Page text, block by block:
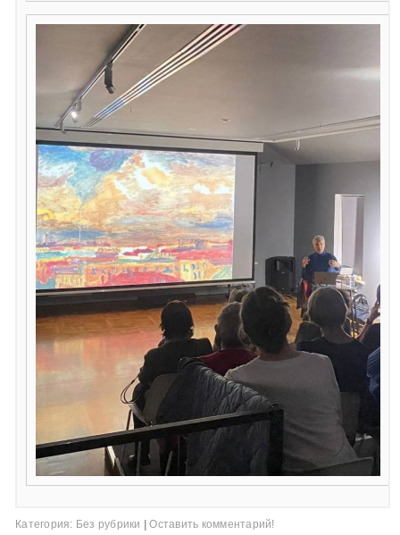
Категория: Без рубрики Оставить комментарий!